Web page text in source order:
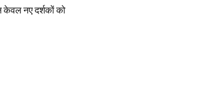
केवल नए दर्शकों को